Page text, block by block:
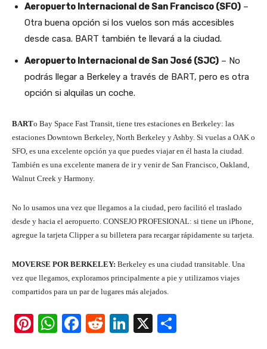
Aeropuerto Internacional de San Francisco (SFO) –
Otra buena opción si los vuelos son más accesibles
desde casa. BART también te llevará a la ciudad.
Aeropuerto Internacional de San José (SJC) – No
podrás llegar a Berkeley a través de BART, pero es otra
opción si alquilas un coche.
BARTo Bay Space Fast Transit, tiene tres estaciones en Berkeley: las
estaciones Downtown Berkeley, North Berkeley y Ashby. Si vuelas a OAK o
SFO, es una excelente opción ya que puedes viajar en él hasta la ciudad.
También es una excelente manera de ir y venir de San Francisco, Oakland,
Walnut Creek y Harmony.
No lo usamos una vez que llegamos a la ciudad, pero facilitó el traslado
desde y hacia el aeropuerto. CONSEJO PROFESIONAL: si tiene un iPhone,
agregue la tarjeta Clipper a su billetera para recargar rápidamente su tarjeta.
MOVERSE POR BERKELEY: Berkeley es una ciudad transitable. Una
vez que llegamos, exploramos principalmente a pie y utilizamos viajes
compartidos para un par de lugares más alejados.
Pi W F
R
Li
X